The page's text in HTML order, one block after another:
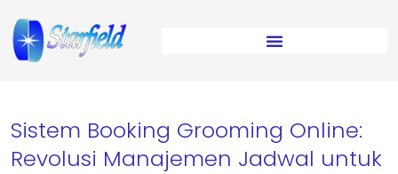
Sistem Booking Grooming Online:
Revolusi Manajemen Jadwal untuk